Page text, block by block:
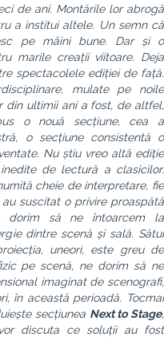
de ani. Montările lor abrogă
a institui altele. Un semn că
pe mâini bune. Dar și o
marile creații viitoare. Deja
spectacolele ediției de față.
mulate pe noile
din ultimii ani a fost, de altfel,
o nouă secțiune, cea a
o secțiune consistentă o
Nu știu vreo altă ediție
de lectură a clasicilor.
cheie de interpretare, fie
suscitat o privire proaspătă
dorim să ne întoarcem la
dintre scenă și sală. Sătui
uneori, este greu de
pe scenă, ne dorim să ne
imaginat de scenografi,
în această perioadă. Tocmai
secțiunea Next to Stage,
discuta ce soluții au fost